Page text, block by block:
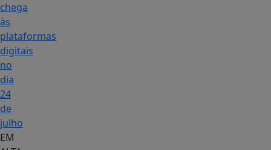
chega
às
plataformas
digitais
no
dia
24
de
julho
EM